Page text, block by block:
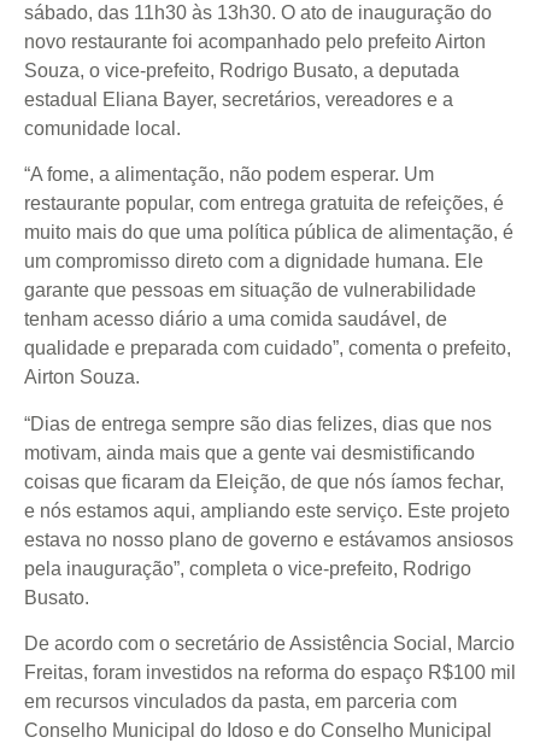
sábado, das 11h30 às 13h30. O ato de inauguração do
novo restaurante foi acompanhado pelo prefeito Airton
Souza, o vice-prefeito, Rodrigo Busato, a deputada
estadual Eliana Bayer, secretários, vereadores e a
comunidade local.
“A fome, a alimentação, não podem esperar. Um
restaurante popular, com entrega gratuita de refeições, é
muito mais do que uma política pública de alimentação, é
um compromisso direto com a dignidade humana. Ele
garante que pessoas em situação de vulnerabilidade
tenham acesso diário a uma comida saudável, de
qualidade e preparada com cuidado”, comenta o prefeito,
Airton Souza.
“Dias de entrega sempre são dias felizes, dias que nos
motivam, ainda mais que a gente vai desmistificando
coisas que ficaram da Eleição, de que nós íamos fechar,
e nós estamos aqui, ampliando este serviço. Este projeto
estava no nosso plano de governo e estávamos ansiosos
pela inauguração”, completa o vice-prefeito, Rodrigo
Busato.
De acordo com o secretário de Assistência Social, Marcio
Freitas, foram investidos na reforma do espaço R$100 mil
em recursos vinculados da pasta, em parceria com
Conselho Municipal do Idoso e do Conselho Municipal